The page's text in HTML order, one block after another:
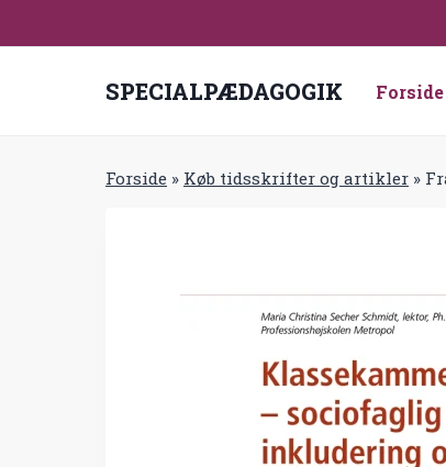
til
SPECIALPÆDAGOGIK Forside
Forside » Køb tidsskrifter og artikler »